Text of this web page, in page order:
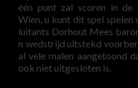
één punt zal scoren in de
Wien, u kunt dit spel
luitants Dorhout Mees
n wedstrijd uitstekd
al vele malen aangetoond
ook niet uitgesloten is.